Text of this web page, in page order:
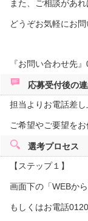
また、ご相談があれ
どうぞお気軽にお問
『お問い合わせ先
応募受付後の
担当よりお電話差し
ご希望やご要望を
選考プロセス
【ステップ１】
画面下の「WEBか
もしくはお電話